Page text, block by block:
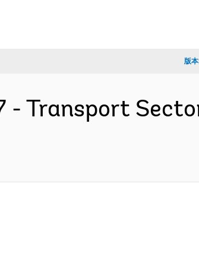
版本:
- Transport